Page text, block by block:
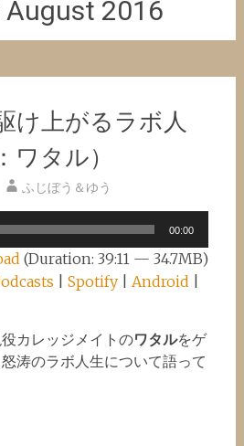
August 2016
け上がるラボ人
ワタル）
ふじぼう＆ゆう
00:00
(Duration: 39:11 — 34.7MB)
Spotify| Android
カレッジメイトのワタルをゲ
涛のラボ人生について語って